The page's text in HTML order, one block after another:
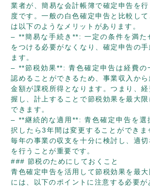
業者が、簡易な会計帳簿で確定申告を行
度です。一般の白色確定申告と比較し
は以下のようなメリットがあります。
– **簡易な手続き**: 一定の条件を満た
をつける必要がなくなり、確定申告の
ます。
– **節税効果**: 青色確定申告は経費の
認めることができるため、事業収入か
金額が課税所得となります。つまり、
握し、計上することで節税効果を最大
できます。
– **継続的な適用**: 青色確定申告を選
択したら3年間は変更することができま
毎年の事業の収支を十分に検討し、適
を行うことが重要です。
### 節税のためにしておくこと
青色確定申告を活用して節税効果を最
には、以下のポイントに注意する必要が